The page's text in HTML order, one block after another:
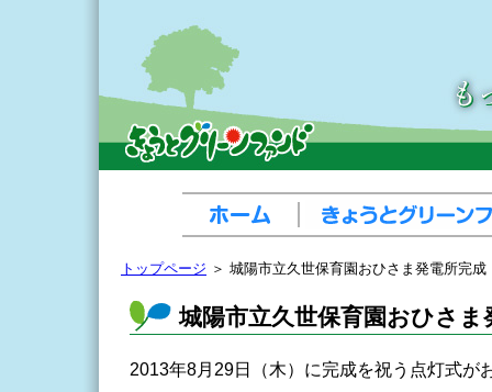
トップページ ＞ 城陽市立久世保育園おひさま発電所完成
城陽市立久世保育園おひさま
2013年8月29日（木）に完成を祝う点灯式が